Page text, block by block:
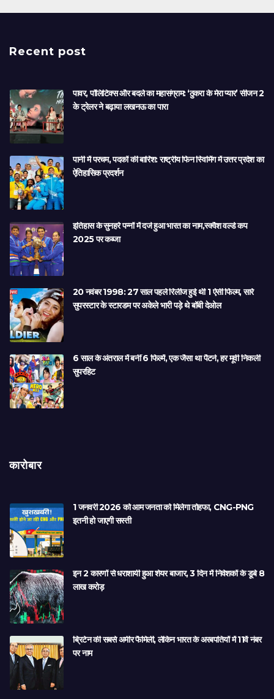
Recent post
पावर, पॉलिटिक्स और बदले का महासंग्राम: ‘ठुकरा के मेरा प्यार’ सीजन 2
के ट्रेलर ने बढ़ाया लखनऊ का पारा
पानी में परचम, पदकों की बारिश: राष्ट्रीय फिन स्विमिंग में उत्तर प्रदेश का
ऐतिहासिक प्रदर्शन
इतिहास के सुनहरे पन्नों में दर्ज हुआ भारत का नाम,स्क्वैश वर्ल्ड कप
2025 पर कब्जा
20 नवंबर 1998: 27 साल पहले रिलीज हुई थी 1 ऐसी फिल्म, सारे
सुपरस्टार के स्टारडम पर अकेले भारी पड़े थे बॉबी देओल
6 साल के अंतराल में बनीं 6 फिल्में, एक जैसा था पैटर्न, हर मूवी निकली
सुपरहिट
कारोबार
1 जनवरी 2026 को आम जनता को मिलेगा तोहफा, CNG-PNG
इतनी हो जाएगी सस्ती
इन 2 कारणों से धराशायी हुआ शेयर बाजार, 3 दिन में निवेशकों के डूबे 8
लाख करोड़
ब्रिटेन की सबसे अमीर फैमिली, लेकिन भारत के अरबपतियों में 11वें नंबर
पर नाम